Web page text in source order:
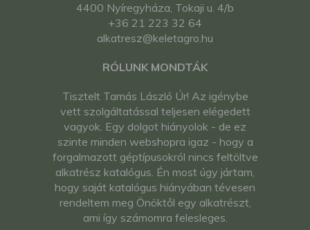
4400 Nyíregyháza, Tokaji u. 4/b
+36 21 223 32 64
alkatresz@keletagro.hu
RÓLUNK MONDTÁK
Tisztelt Tamás László Úr! Az igénybe
vett szolgáltatással teljesen elégedett
vagyok. Egy dolgot hiányolok - de ez
szinte minden webshopra igaz - hogy a
forgalmazott géptípusokról nincs feltöltve
alkatrész katalógus. Én most úgy jártam,
hogy saját katalógus hiányában tévesen
rendeltem meg Önöktől egy alkatrészt,
ami így számomra felesleges.